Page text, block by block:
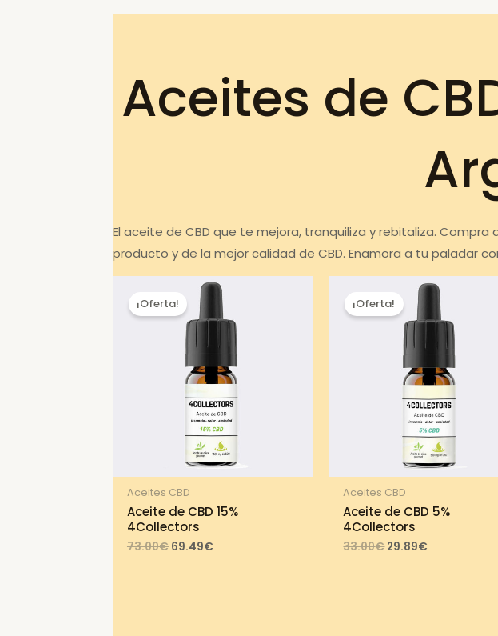
Aceites de
El aceite de CBD que te mejora, tranquiliza y rebitaliza.
producto y de la mejor calidad de CBD. Enamora a tu paladar
¡Oferta!
Aceites CBD
Aceite de CBD 15%
4Collectors
73.00€ Original
69.49€Current
¡Oferta!
Aceites CBD
Aceite de CBD 5%
4Collectors
33.00€Original
29.89€